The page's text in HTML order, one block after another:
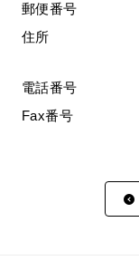
郵便番号
住所
電話番号
Fax番号